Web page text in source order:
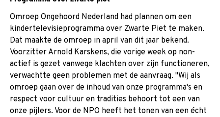
Omroep Ongehoord Nederland had plannen om een
kindertelevisieprogramma over Zwarte Piet te maken.
Dat maakte de omroep in april van dit jaar bekend.
Voorzitter Arnold Karskens, die vorige week op non-
actief is gezet vanwege klachten over zijn functioneren,
verwachtte geen problemen met de aanvraag. "Wij als
omroep gaan over de inhoud van onze programma's en
respect voor cultuur en tradities behoort tot een van
onze pijlers. Voor de NPO heeft het tonen van een écht